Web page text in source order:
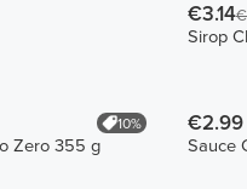
€3.14
Sirop
10%
Zero 355 g
€2.99
Sauce